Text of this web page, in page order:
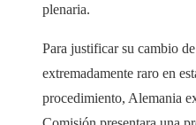
plenaria.
Para justificar su cambio
extremadamente raro en
procedimiento, Alemania